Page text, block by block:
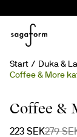
Start Duka &
Coffee & More
20%
Coffee &
223 SEK279